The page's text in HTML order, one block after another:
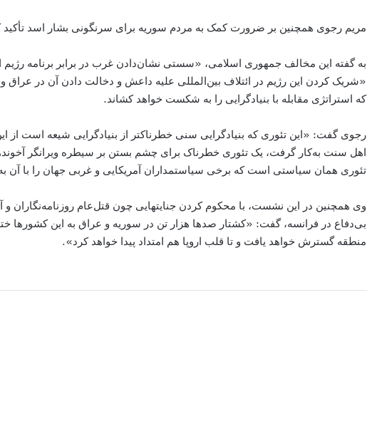
مریم رجوی همچنین بر ضرورت کمک به مردم سوریه برای سرنگونی بشار اسد تأکید
به گفته این مخالف جمهوری اسلامی، «سستی نشان‌دادن غرب در برابر برنامه رژیم
«شریک کردن این رژیم در ائتلاف بین‌المللی علیه داعش و دخالت دادن آن در
که استراتژی مقابله با بنیادگرایی را به شکست خواهد کشاند.
رجوی گفت: «این تئوری که بنیادگرایی سنی خطرناکتر از بنیادگرایی شیعه است از
اهل سنت به‌کار گرفت، یک تئوری خطرناک برای چشم بستن بر سیطره ویرانگر
تئوری همان سیاستی است که برخی سیاستمداران آمریکایی و غربی جهان را با آن
وی همچنین در این نشست، با محکوم کردن جنایتهایی چون قتل‌عام روزنامه‌نگاران
بی‌دفاع در فرانسه، گفت: «کشتار صدها هزار تن در سوریه و عراق به این کشورها
منطقه گسترش خواهد یافت و تا قلب اروپا هم امتداد پیدا خواهد کرد».